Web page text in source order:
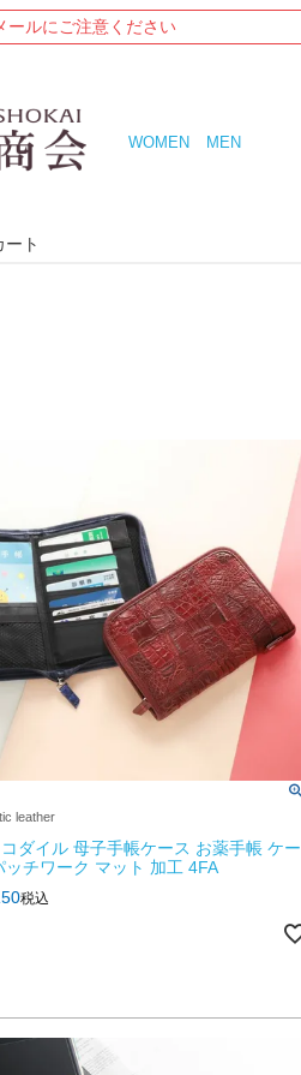
ルにご注意ください
WOMEN MEN
ート
leather
ダイル 母子手帳ケース お薬手帳 ケー
ッチワーク マット 加工 4FA
税込